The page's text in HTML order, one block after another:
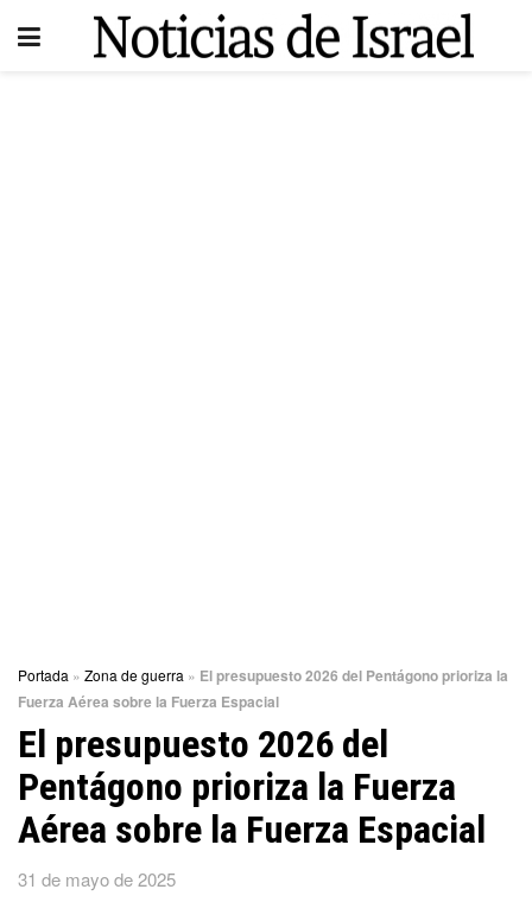
Portada » Zona de guerra » El presupuesto 2026 del Pentágono prioriza la
Fuerza Aérea sobre la Fuerza Espacial
El presupuesto 2026 del
Pentágono prioriza la Fuerza
Aérea sobre la Fuerza Espacial
31 de mayo de 2025